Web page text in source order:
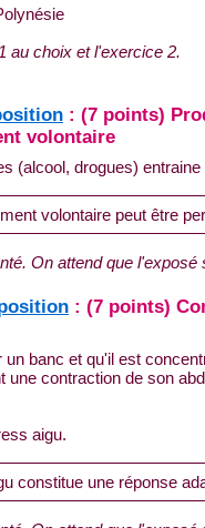
au choix et l'exercice 2.
: (7 points)
volontaire
(alcool, drogues)
volontaire peut être
On attend que
: (7 points)
banc et qu'il est
contraction de son
aigu.
constitue une réponse